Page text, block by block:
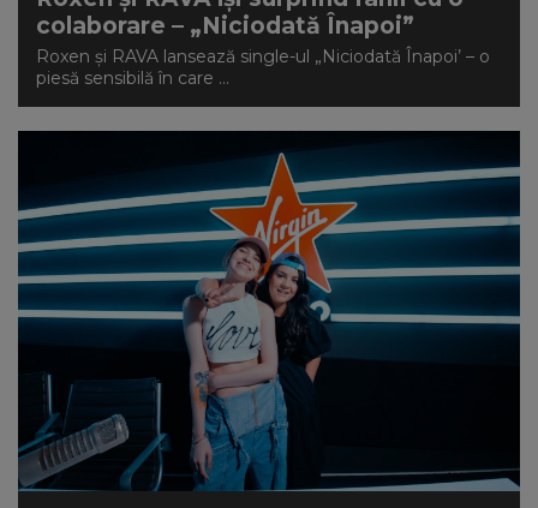
colaborare – „Niciodată Înapoi”
Roxen și RAVA lansează single-ul „Niciodată Înapoi’ – o
piesă sensibilă în care ...